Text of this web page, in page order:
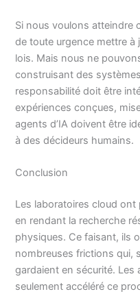
Si nous voulons atteindre
de toute urgence mettre
lois. Mais nous ne
construisant des
responsabilité doit être
expériences conçues,
agents d’IA doivent être
à des décideurs humains.
Conclusion
Les laboratoires cloud
en rendant la recherche
physiques. Ce faisant, ils
nombreuses frictions qui,
gardaient en sécurité. Les
seulement accéléré ce